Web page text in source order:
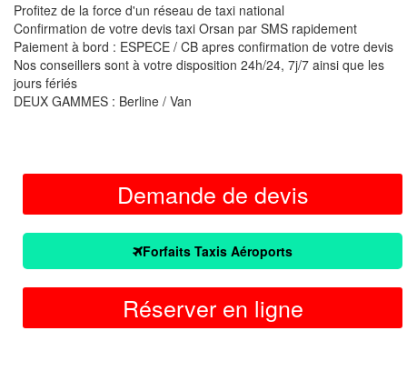
Profitez de la force d'un réseau de taxi national
Confirmation de votre devis taxi Orsan par SMS rapidement
Paiement à bord : ESPECE / CB apres confirmation de votre devis
Nos conseillers sont à votre disposition 24h/24, 7j/7 ainsi que les
jours fériés
DEUX GAMMES : Berline / Van
Demande de devis
Forfaits Taxis Aéroports
Réserver en ligne